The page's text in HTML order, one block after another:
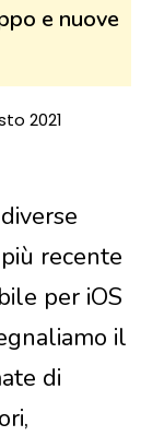
e nuove
2021
recente
per iOS
il
di